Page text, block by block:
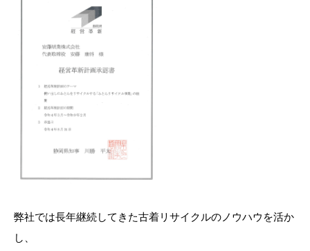
弊社では長年継続してきた古着リサイクルのノウハウを活か
し、